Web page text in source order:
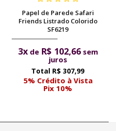
Papel de Parede Safari
Friends Listrado Colorido
SF6219
3xde R$ 102,66sem
juros
R$ 307,99
5% Crédito à Vista
Pix 10%